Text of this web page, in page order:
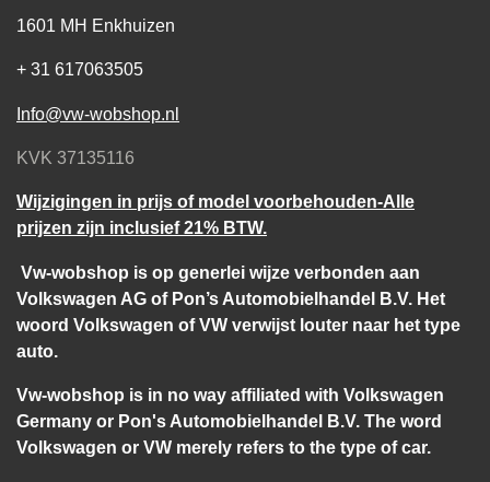
1601 MH Enkhuizen
+ 31 617063505
Info@vw-wobshop.nl
KVK 37135116
Wijzigingen in prijs of model voorbehouden-Alle
prijzen zijn inclusief 21% BTW.
Vw-wobshop is op generlei wijze verbonden aan
Volkswagen AG of Pon’s Automobielhandel B.V. Het
woord Volkswagen of VW verwijst louter naar het type
auto.
Vw-wobshop is in no way affiliated with Volkswagen
Germany or Pon's Automobielhandel B.V. The word
Volkswagen or VW merely refers to the type of car.